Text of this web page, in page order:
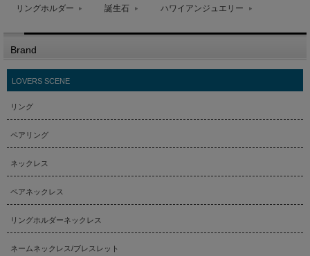
リングホルダー 誕生石 ハワイアンジュエリー
Brand
LOVERS SCENE
リング
ペアリング
ネックレス
ペアネックレス
リングホルダーネックレス
ネームネックレス/ブレスレット